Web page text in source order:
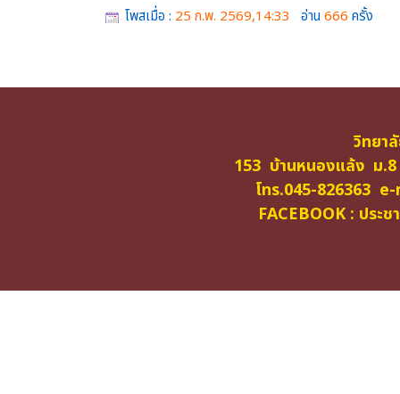
โพสเมื่อ : 25 ก.พ. 2569,14:33 อ่าน 666 ครั้ง
วิทยา
153 บ้านหนองแล้ง ม
โทร.045-826363
FACEBOOK : ประ